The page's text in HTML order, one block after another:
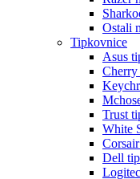
Ostali
Tipkovnice
Asus
Trust
White
Dell